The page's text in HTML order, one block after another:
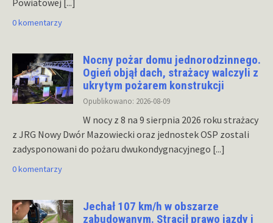
Powiatowej [...]
0 komentarzy
Nocny pożar domu jednorodzinnego.
Ogień objął dach, strażacy walczyli z
ukrytym pożarem konstrukcji
Opublikowano: 2026-08-09
W nocy z 8 na 9 sierpnia 2026 roku strażacy
z JRG Nowy Dwór Mazowiecki oraz jednostek OSP zostali
zadysponowani do pożaru dwukondygnacyjnego [...]
0 komentarzy
Jechał 107 km/h w obszarze
zabudowanym. Stracił prawo jazdy i